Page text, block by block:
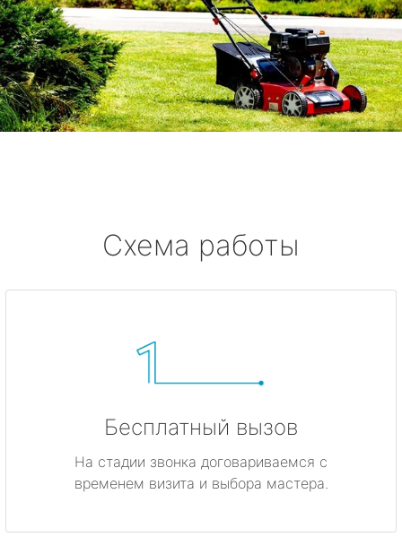
Схема работы
Бесплатный вызов
На стадии звонка договариваемся с
временем визита и выбора мастера.